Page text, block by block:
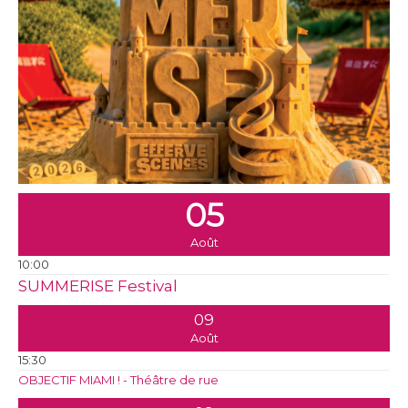
05
Août
10:00
SUMMERISE Festival
09
Août
15:30
OBJECTIF MIAMI ! - Théâtre de rue